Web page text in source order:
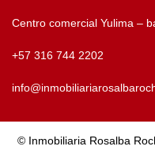
Centro comercial Yulima –
+57 316 744 2202
© Inmobiliaria Rosalba